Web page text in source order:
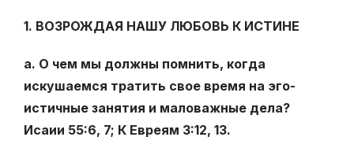
1. ВОЗРОЖДАЯ НАШУ ЛЮБОВЬ К ИСТИНЕ
а. О чем мы должны помнить, когда
искушаемся тратить свое время на эго-
истичные занятия и маловажные дела?
Исаии 55:6, 7; К Евреям 3:12, 13.